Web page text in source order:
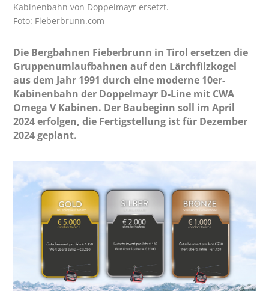
Kabinenbahn von Doppelmayr ersetzt.
Foto: Fieberbrunn.com
Die Bergbahnen Fieberbrunn in Tirol ersetzen die
Gruppenumlaufbahnen auf den Lärchfilzkogel
aus dem Jahr 1991 durch eine moderne 10er-
Kabinenbahn der Doppelmayr D-Line mit CWA
Omega V Kabinen. Der Baubeginn soll im April
2024 erfolgen, die Fertigstellung ist für Dezember
2024 geplant.